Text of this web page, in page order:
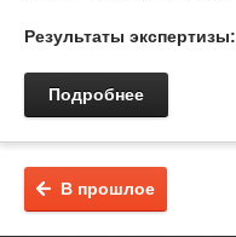
Результаты экспертизы:
Подробнее
В прошлое